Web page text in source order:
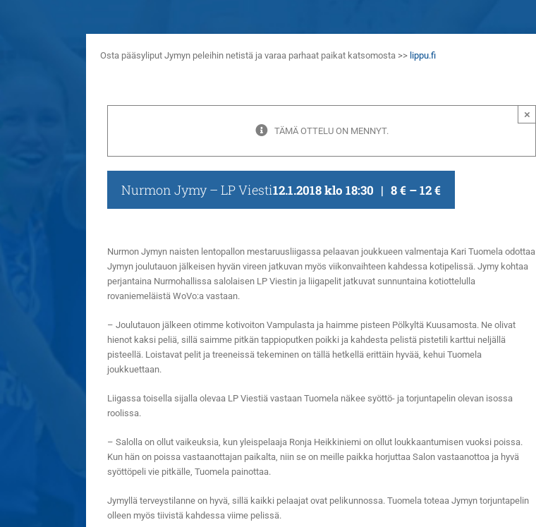
Osta pääsyliput Jymyn peleihin netistä ja varaa parhaat paikat katsomosta >> lippu.fi
TÄMÄ OTTELU ON MENNYT.
×
Nurmon Jymy – LP Viesti12.1.2018 klo 18:30 | 8 € – 12 €
Nurmon Jymyn naisten lentopallon mestaruusliigassa pelaavan joukkueen valmentaja Kari Tuomela odottaa
Jymyn joulutauon jälkeisen hyvän vireen jatkuvan myös viikonvaihteen kahdessa kotipelissä. Jymy kohtaa
perjantaina Nurmohallissa salolaisen LP Viestin ja liigapelit jatkuvat sunnuntaina kotiottelulla
rovaniemeläistä WoVo:a vastaan.
– Joulutauon jälkeen otimme kotivoiton Vampulasta ja haimme pisteen Pölkyltä Kuusamosta. Ne olivat
hienot kaksi peliä, sillä saimme pitkän tappioputken poikki ja kahdesta pelistä pistetili karttui neljällä
pisteellä. Loistavat pelit ja treeneissä tekeminen on tällä hetkellä erittäin hyvää, kehui Tuomela
joukkuettaan.
Liigassa toisella sijalla olevaa LP Viestiä vastaan Tuomela näkee syöttö- ja torjuntapelin olevan isossa
roolissa.
– Salolla on ollut vaikeuksia, kun yleispelaaja Ronja Heikkiniemi on ollut loukkaantumisen vuoksi poissa.
Kun hän on poissa vastaanottajan paikalta, niin se on meille paikka horjuttaa Salon vastaanottoa ja hyvä
syöttöpeli vie pitkälle, Tuomela painottaa.
Jymyllä terveystilanne on hyvä, sillä kaikki pelaajat ovat pelikunnossa. Tuomela toteaa Jymyn torjuntapelin
olleen myös tiivistä kahdessa viime pelissä.